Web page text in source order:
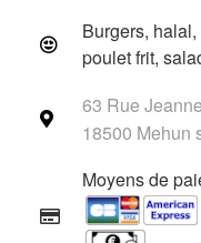
Burgers,
poulet frit,
63 Rue
18500 Mehun
Moyens de